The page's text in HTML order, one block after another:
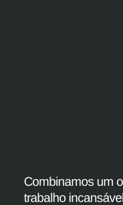
Combinamos um
trabalho